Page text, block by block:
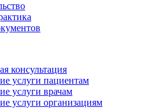
консультация
услуги пациентам
услуги врачам
услуги организациям